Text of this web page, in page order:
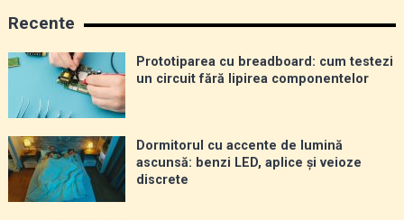
Recente
Prototiparea cu breadboard: cum testezi
un circuit fără lipirea componentelor
Dormitorul cu accente de lumină
ascunsă: benzi LED, aplice și veioze
discrete